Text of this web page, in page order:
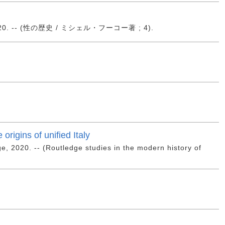
-- (性の歴史 / ミシェル・フーコー著 ; 4).
origins of unified Italy
2020. -- (Routledge studies in the modern history of